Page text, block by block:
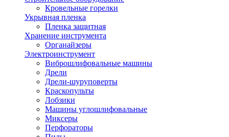
Кровельные горелки
Укрывная пленка
Пленка защитная
Хранение инструмента
Органайзеры
Электроинструмент
Виброшлифовальные машины
Дрели
Дрели-шуруповерты
Краскопульты
Лобзики
Машины углошлифовальные
Миксеры
Перфораторы